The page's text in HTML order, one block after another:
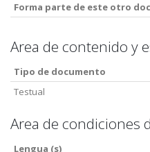
Forma parte de este otro
Area de contenido y
Tipo de documento
Testual
Area de condiciones
Lengua (s)